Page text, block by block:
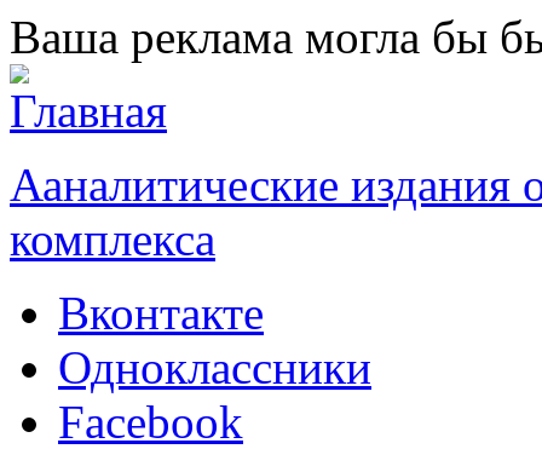
Перейти к основному содержанию
Ваша реклама могла бы
Ааналитические
комплекса
Вконтакте
Одноклассники
Facebook